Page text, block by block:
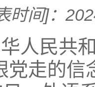
时间]：
人民共
党走的